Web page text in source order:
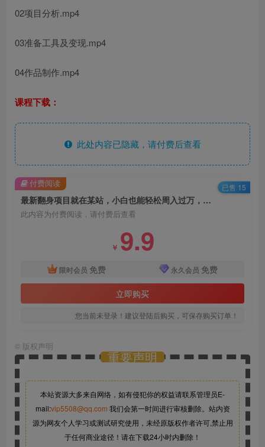
02项目分析.mp4
03准备工具及变现.mp4
04作品制作.mp4
课程下载：
此处内容已隐藏，请付费后查看
最新翻身项目就在某站，小白也能轻松周入过万，只需要一部手机，零门槛，零投入，保姆式教学
此内容为付费阅读，请付费后查看
￥ 9.9
限时会员 免费 永久会员 免费
立即购买
您当前未登录！建议登陆后购买，可保存购买订单！
付费阅读 已售 15
© 版权声明
重要声明
本站资源大多来自网络，如有侵犯你的权益请联系管理员E-
mail:vip5508@qq.com 我们会第一时间进行审核删除。站内资
源为网友个人学习或测试研究使用，未经原版权作者许可,禁止用
于任何商业途径！请在下载24小时内删除！